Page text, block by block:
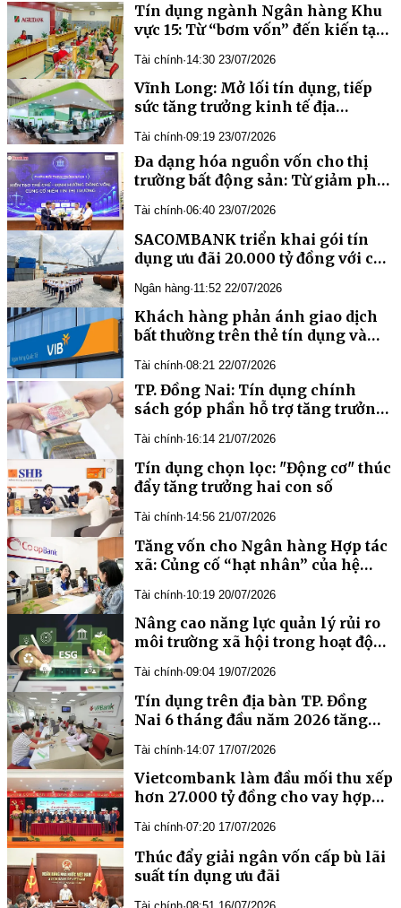
Tín dụng ngành Ngân hàng Khu
vực 15: Từ “bơm vốn” đến kiến tạo
Tài chính·14:30 23/07/2026
Vĩnh Long: Mở lối tín dụng, tiếp
sức tăng trưởng kinh tế địa
Tài chính·09:19 23/07/2026
Đa dạng hóa nguồn vốn cho thị
trường bất động sản: Từ giảm phụ
thái tài chính bền vững
Tài chính·06:40 23/07/2026
SACOMBANK triển khai gói tín
dụng ưu đãi 20.000 tỷ đồng với cơ
doanh nghiệp xuất nhập khẩu
Ngân hàng·11:52 22/07/2026
Khách hàng phản ánh giao dịch
bất thường trên thẻ tín dụng và
Tài chính·08:21 22/07/2026
TP. Đồng Nai: Tín dụng chính
sách góp phần hỗ trợ tăng trưởng
Tài chính·16:14 21/07/2026
Tín dụng chọn lọc: "Động cơ" thúc
đẩy tăng trưởng hai con số
Tài chính·14:56 21/07/2026
Tăng vốn cho Ngân hàng Hợp tác
xã: Củng cố “hạt nhân” của hệ
Tài chính·10:19 20/07/2026
Nâng cao năng lực quản lý rủi ro
môi trường xã hội trong hoạt động
Việt Nam
Tài chính·09:04 19/07/2026
Tín dụng trên địa bàn TP. Đồng
Nai 6 tháng đầu năm 2026 tăng
Tài chính·14:07 17/07/2026
Vietcombank làm đầu mối thu xếp
hơn 27.000 tỷ đồng cho vay hợp
rộng đường cao tốc TP. HCM -
Trung Lương - Mỹ Thuận
Tài chính·07:20 17/07/2026
Thúc đẩy giải ngân vốn cấp bù lãi
suất tín dụng ưu đãi